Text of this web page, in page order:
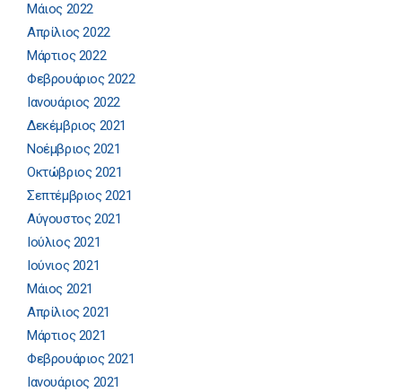
Μάιος 2022
Απρίλιος 2022
Μάρτιος 2022
Φεβρουάριος 2022
Ιανουάριος 2022
Δεκέμβριος 2021
Νοέμβριος 2021
Οκτώβριος 2021
Σεπτέμβριος 2021
Αύγουστος 2021
Ιούλιος 2021
Ιούνιος 2021
Μάιος 2021
Απρίλιος 2021
Μάρτιος 2021
Φεβρουάριος 2021
Ιανουάριος 2021